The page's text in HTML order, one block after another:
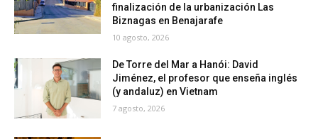
finalización de la urbanización Las
Biznagas en Benajarafe
10 agosto, 2026
De Torre del Mar a Hanói: David
Jiménez, el profesor que enseña inglés
(y andaluz) en Vietnam
7 agosto, 2026